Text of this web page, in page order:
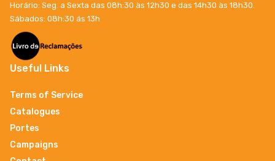
Horário: Seg. a Sexta das 08h:30 às 12h30 e das 14h30 às 18h30.
Sábados: 08h:30 ás 13h
Useful Links
Terms of Service
Catalogues
Portes
Campaigns